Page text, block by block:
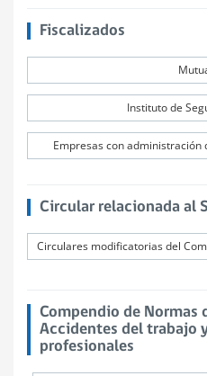
Fiscalizados
Instituto de
Empresas con administración
Circular relacionada al
Circulares modificatorias del
Compendio de Normas
Accidentes del trabajo
profesionales